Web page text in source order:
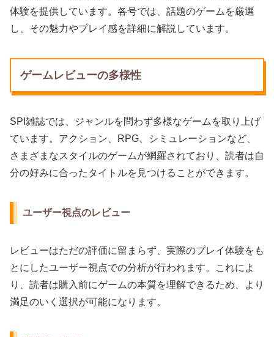
体験を提供しています。各号では、話題のゲームを厳選
し、その魅力やプレイ感を詳細に解説しています。
ゲームレビューの多様性
SPI雑誌では、ジャンルを問わず多様なゲームを取り上げ
ています。アクション、RPG、シミュレーションなど、
さまざまなスタイルのゲームが網羅されており、読者は自
分の好みに合ったタイトルを見つけることができます。
ユーザー視点のレビュー
レビューはただの評価に留まらず、実際のプレイ体験をも
とにしたユーザー視点での分析が行われます。これによ
り、読者は購入前にゲームの本質を理解できるため、より
満足のいく選択が可能になります。